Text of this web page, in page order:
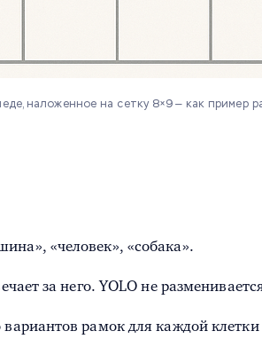
наложенное на сетку 8×9 — как пример
«человек», «собака».
за него. YOLO не
вариантов рамок для каждой